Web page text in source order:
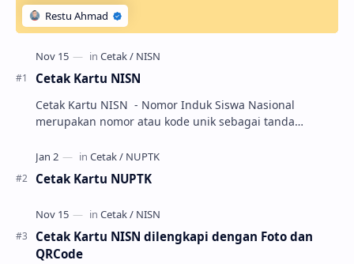
Cetak Kartu NISN
Cetak Kartu NISN - Nomor Induk Siswa Nasional
merupakan nomor atau kode unik sebagai tanda
Cetak Kartu NUPTK
Cetak Kartu NISN dilengkapi dengan Foto dan
QRCode